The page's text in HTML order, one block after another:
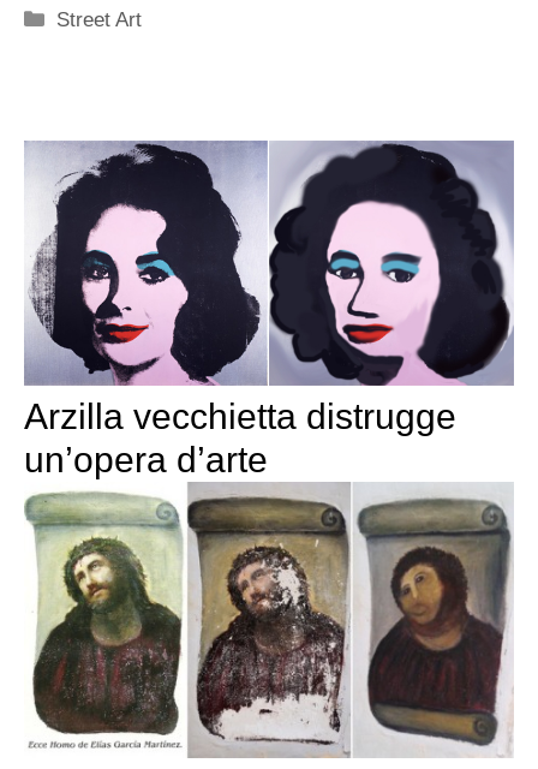
Categorie
Street Art
Arzilla vecchietta distrugge
un’opera d’arte